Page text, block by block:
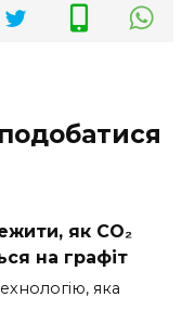
як CO₂
на графіт
яка